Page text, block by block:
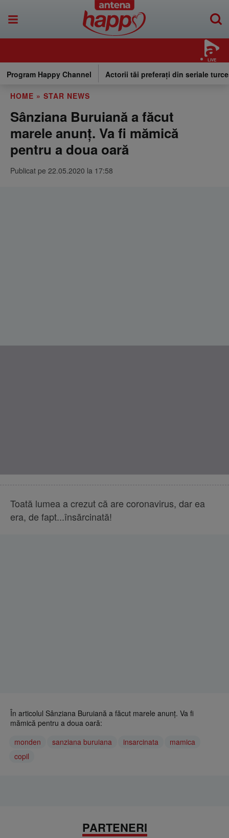
LIVE
Program Happy Channel Actorii tăi preferați din seriale
HOME » STAR NEWS
Sânziana Buruiană a făcut
marele anunţ. Va fi mămică
pentru a doua oară
Publicat pe 22.05.2020 la 17:58
Toată lumea a crezut că are coronavirus, dar ea
era, de fapt...însărcinată!
În articolul Sânziana Buruiană a făcut marele anunţ. Va fi
mămică pentru a doua oară:
monden
sanziana buruiana insarcinata
mamica
copil
PARTENERI